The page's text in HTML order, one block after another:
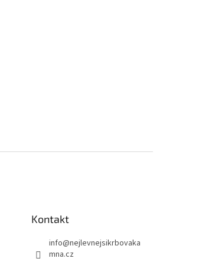
Kontakt
info@nejlevnejsikrbovaka
mna.cz